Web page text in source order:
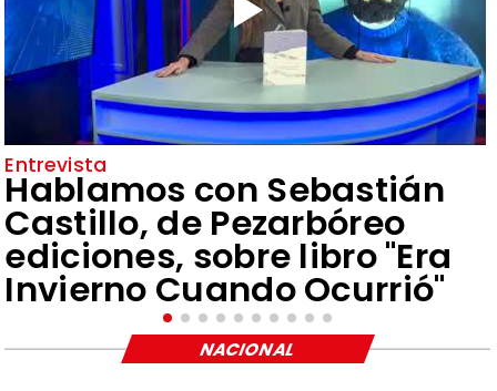
Entrevista
Hablamos con Sebastián
Castillo, de Pezarbóreo
ediciones, sobre libro "Era
Invierno Cuando Ocurrió"
NACIONAL